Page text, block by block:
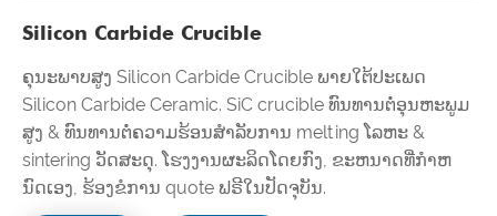
Silicon Carbide Crucible
ຄຸນະພາບສູງ Silicon Carbide Crucible ພາຍໃຕ້ປະເພດ
Silicon Carbide Ceramic. SiC crucible ທົນທານຕໍ່ອຸນຫະພູມ
ສູງ & ທົນທານຕໍ່ຄວາມຮ້ອນສໍາລັບການ melting ໂລຫະ &
sintering ວັດສະດຸ. ໂຮງງານຜະລິດໂດຍກົງ, ຂະຫນາດທີ່ກໍາຫ
ນົດເອງ, ຮ້ອງຂໍການ quote ຟຣີໃນປັດຈຸບັນ.